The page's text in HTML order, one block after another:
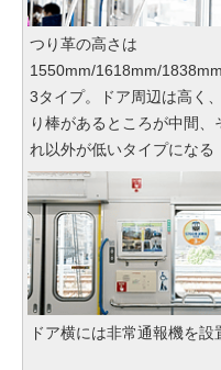
つり革の高さは
1550mm/1618mm/
3タイプ。ドア周辺は高く
り棒があるところが中間、
れ以外が低いタイプになる
ドア横には非常通報機を設